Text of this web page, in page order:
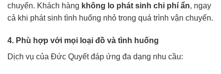
chuyển. Khách hàng không lo phát sinh chi phí ẩn, ngay
cả khi phát sinh tình huống nhỏ trong quá trình vận chuyển.
4. Phù hợp với mọi loại đồ và tình huống
Dịch vụ của Đức Quyết đáp ứng đa dạng nhu cầu: